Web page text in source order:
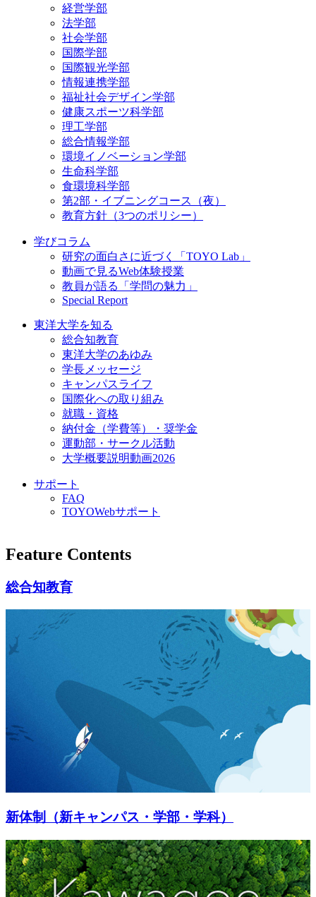
経営学部
法学部
社会学部
国際学部
国際観光学部
情報連携学部
福祉社会デザイン学部
健康スポーツ科学部
理工学部
総合情報学部
環境イノベーション学部
生命科学部
食環境科学部
第2部・イブニングコース（夜）
教育方針（3つのポリシー）
学びコラム
研究の面白さに近づく「TOYO Lab」
動画で見るWeb体験授業
教員が語る「学問の魅力」
Special Report
東洋大学を知る
総合知教育
東洋大学のあゆみ
学長メッセージ
キャンパスライフ
国際化への取り組み
就職・資格
納付金（学費等）・奨学金
運動部・サークル活動
大学概要説明動画2026
サポート
FAQ
TOYOWebサポート
Feature Contents
総合知教育
新体制（新キャンパス・学部・学科）